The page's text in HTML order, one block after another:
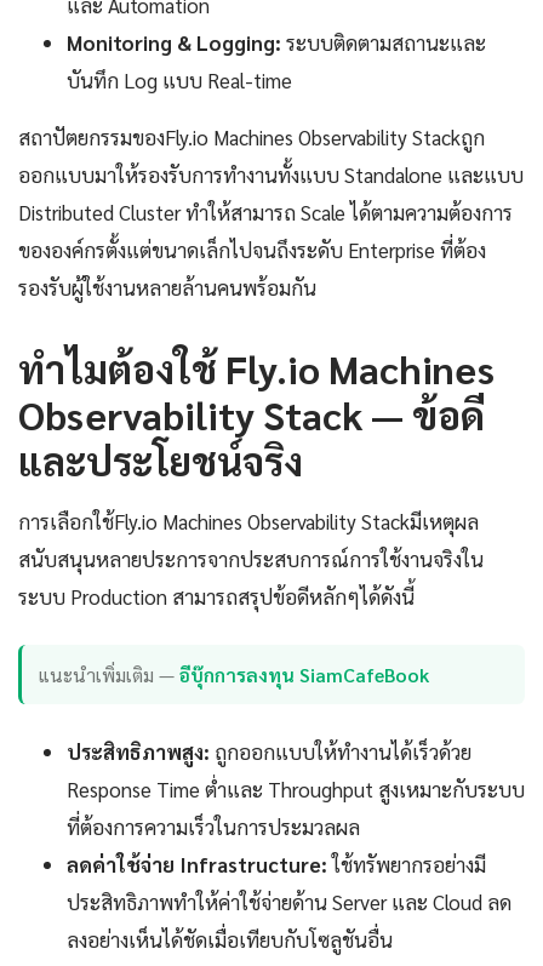
Monitoring & Logging: ระบบติดตามสถานะและ
บันทึก Log แบบ Real-time
สถาปัตยกรรมของFly.io Machines Observability Stackถูก
ออกแบบมาให้รองรับการทำงานทั้งแบบ Standalone และแบบ
Distributed Cluster ทำให้สามารถ Scale ได้ตามความต้องการ
ขององค์กรตั้งแต่ขนาดเล็กไปจนถึงระดับ Enterprise ที่ต้อง
รองรับผู้ใช้งานหลายล้านคนพร้อมกัน
ทำไมต้องใช้ Fly.io Machines
Observability Stack — ข้อดี
และประโยชน์จริง
การเลือกใช้Fly.io Machines Observability Stackมีเหตุผล
สนับสนุนหลายประการจากประสบการณ์การใช้งานจริงใน
ระบบ Production สามารถสรุปข้อดีหลักๆได้ดังนี้
แนะนำเพิ่มเติม —อีบุ๊กการลงทุน SiamCafeBook
ประสิทธิภาพสูง: ถูกออกแบบให้ทำงานได้เร็วด้วย
Response Time ต่ำและ Throughput สูงเหมาะกับระบบ
ที่ต้องการความเร็วในการประมวลผล
ลดค่าใช้จ่าย Infrastructure:ใช้ทรัพยากรอย่างมี
ประสิทธิภาพทำให้ค่าใช้จ่ายด้าน Server และ Cloud ลด
ลงอย่างเห็นได้ชัดเมื่อเทียบกับโซลูชันอื่น